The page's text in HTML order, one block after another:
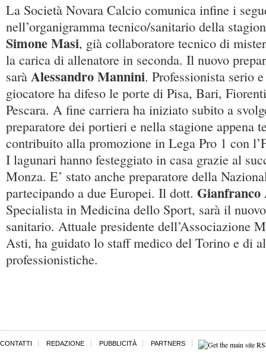
La Società Novara Calcio comunica infine i
nell’organigramma tecnico/sanitario della
Simone Masi, già collaboratore tecnico di
la carica di allenatore in seconda. Il nuovo
sarà Alessandro Mannini. Professionista serio
giocatore ha difeso le porte di Pisa, Bari,
Pescara. A fine carriera ha iniziato subito a
preparatore dei portieri e nella stagione appena
contribuito alla promozione in Lega Pro 1 con
I lagunari hanno festeggiato in casa grazie al
Monza. E’ stato anche preparatore della
partecipando a due Europei. Il dott.
Specialista in Medicina dello Sport, sarà il
sanitario. Attuale presidente dell’Associazione
Asti, ha guidato lo staff medico del Torino e di
professionistiche.
CONTATTI REDAZIONE PUBBLICITÀ PARTNERS